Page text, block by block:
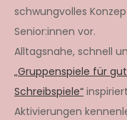
schwungvolles
Senior:innen vor.
Alltagsnahe, schnell
„Gruppenspiele für
Schreibspiele“
Aktivierungen